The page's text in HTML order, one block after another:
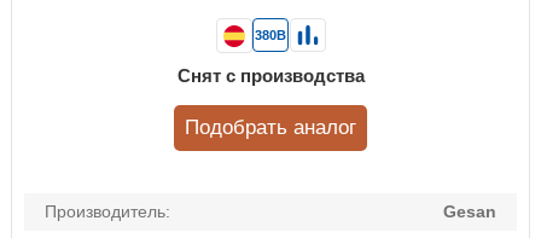
Производитель:
Gesan
380В
Снят с производства
Подобрать аналог